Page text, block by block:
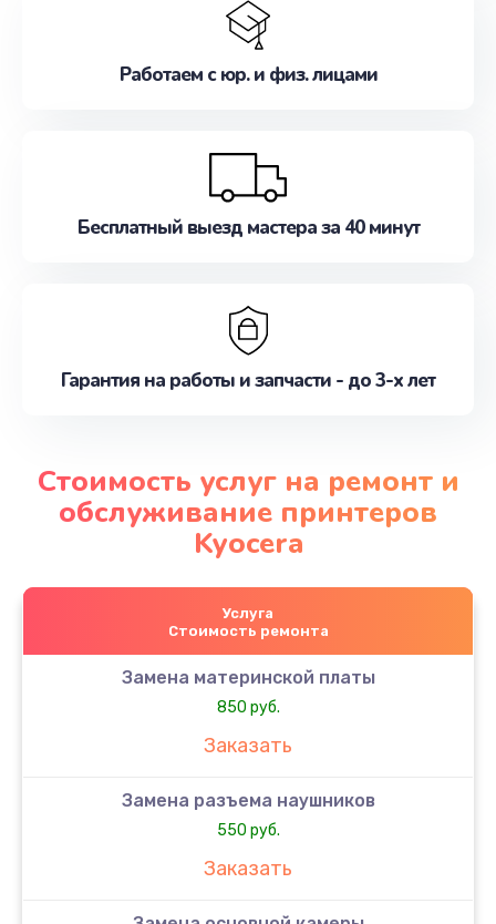
Работаем с юр. и физ. лицами
Бесплатный выезд мастера за 40 минут
Гарантия на работы и запчасти - до 3-х лет
Стоимость услуг на ремонт и
обслуживание принтеров
Kyocera
Услуга
Стоимость ремонта
Замена материнской платы
850 руб.
Заказать
Замена разъема наушников
550 руб.
Заказать